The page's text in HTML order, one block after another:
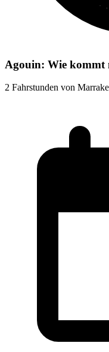
Agouin: Wie kommt
2 Fahrstunden von